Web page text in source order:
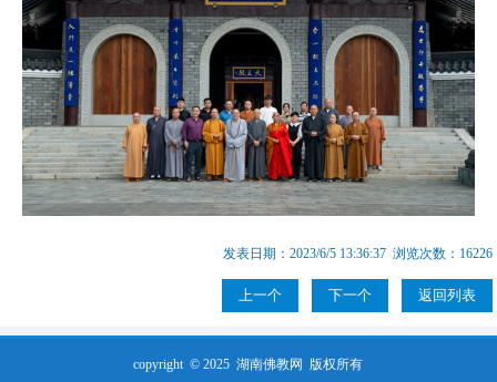
发表日期：2023/6/5 13:36:37 浏览次数：16226
上一个 下一个 返回列表
copyright © 2025 湖南佛教网 版权所有